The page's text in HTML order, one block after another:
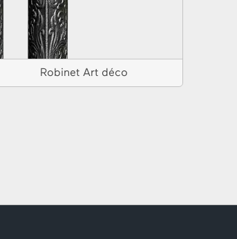
Robinet Art déco